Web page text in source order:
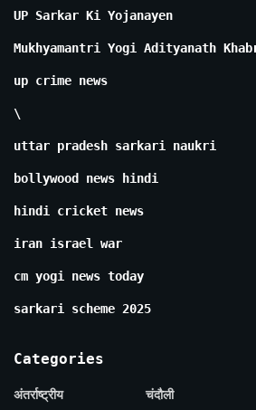
UP Sarkar Ki Yojanayen
Mukhyamantri Yogi Adityanath
up crime news
\
uttar pradesh sarkari naukri
bollywood news hindi
hindi cricket news
iran israel war
cm yogi news today
sarkari scheme 2025
Categories
अंतर्राष्ट्रीय
चंदौली